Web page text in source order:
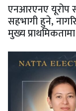
एनआरएनए यूरोप
सहभागी हुने,
मुख्य प्राथमिकतामा